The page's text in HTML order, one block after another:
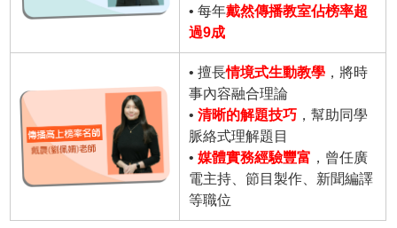
• 每年戴然傳播教室佔榜率超
過9成
• 擅長情境式生動教學 ，將時
事內容融合理論
•清晰的解題技巧 ，幫助同學
脈絡式理解題目
•媒體實務經驗豐富 ，曾任廣
電主持、節目製作、新聞編譯
等職位